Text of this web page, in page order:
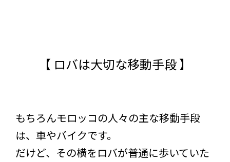
【 ロバは大切な移動手段 】
もちろんモロッコの人々の主な移動手段
は、車やバイクです。
だけど、その横をロバが普通に歩いていた